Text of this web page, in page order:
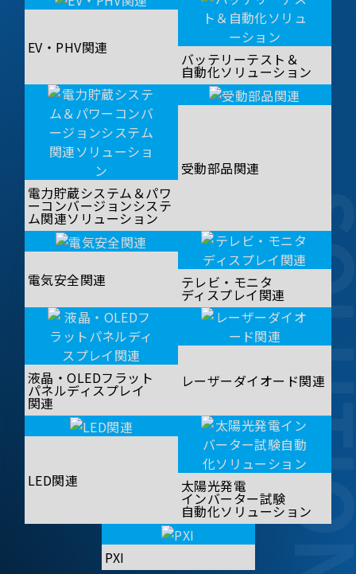
EV・PHV関連
バッテリーテスト＆
自動化ソリューション
電力貯蔵システム＆パワ
ーコンバージョンシステ
ム関連ソリューション
受動部品関連
電気安全関連 テレビ・モニタ
ディスプレイ関連
液晶・OLEDフラット
パネルディスプレイ
関連
レーザーダイオード関連
LED関連 太陽光発電
インバーター試験
自動化ソリューション
PXI